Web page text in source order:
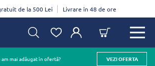
de la 500 Lei Livrare în 48 de ore
mai adăugat în ofertă? VEZI OFERTA